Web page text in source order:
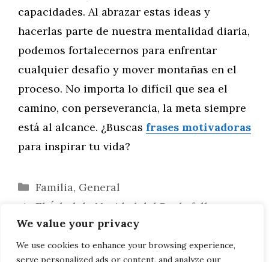
We value your privacy
We use cookies to enhance your browsing experience,
serve personalized ads or content, and analyze our
capacidades. Al abrazar estas ideas y
hacerlas parte de nuestra mentalidad diaria,
podemos fortalecernos para enfrentar
cualquier desafío y mover montañas en el
proceso. No importa lo difícil que sea el
camino, con perseverancia, la meta siempre
está al alcance. ¿Buscas frases motivadoras
para inspirar tu vida?
Categorías
Familia, General
El Árbol de Navidad del Rockefeller
Center: Un Icono Neoyorquino
Impulsa tus Metas: Cómo las Frases